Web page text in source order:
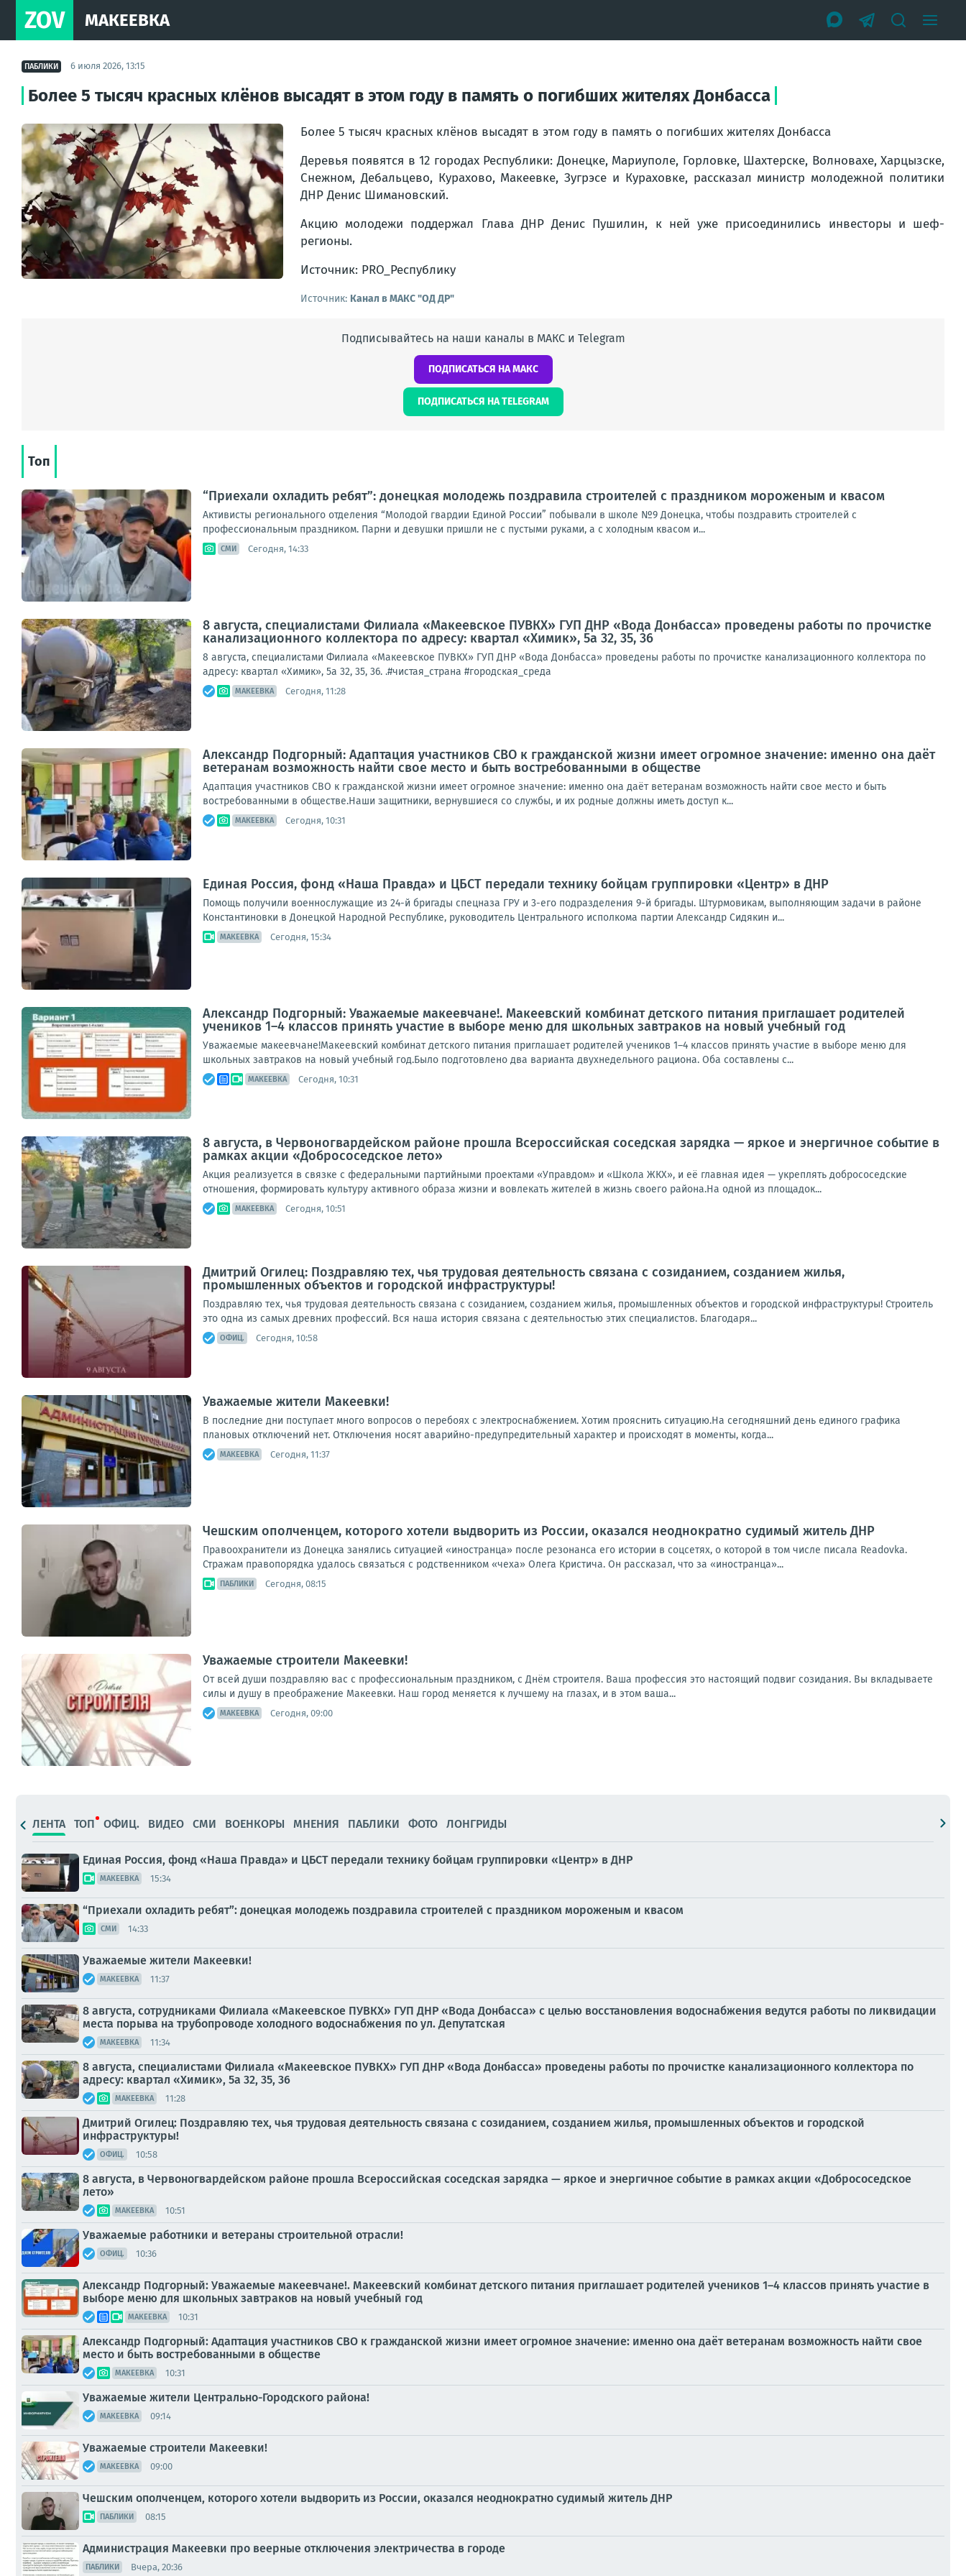
ZOV МАКЕЕВКА
ПАБЛИКИ 6 июля 2026, 13:15
Более 5 тысяч красных клёнов высадят в этом году в память о погибших жителях Донбасса
Более 5 тысяч красных клёнов высадят в этом году в память о погибших жителях Донбасса
Деревья появятся в 12 городах Республики: Донецке, Мариуполе, Горловке, Шахтерске, Волновахе, Харцызске,
Снежном, Дебальцево, Курахово, Макеевке, Зугрэсе и Кураховке, рассказал министр молодежной политики
ДНР Денис Шимановский.
Акцию молодежи поддержал Глава ДНР Денис Пушилин, к ней уже присоединились инвесторы и шеф-
регионы.
Источник: PRO_Республику
Источник: Канал в МАКС "ОД ДР"
Подписывайтесь на наши каналы в МАКС и Telegram
ПОДПИСАТЬСЯ НА МАКС
ПОДПИСАТЬСЯ НА TELEGRAM
Топ
“Приехали охладить ребят”: донецкая молодежь поздравила строителей с праздником мороженым и квасом
Активисты регионального отделения “Молодой гвардии Единой России” побывали в школе №9 Донецка, чтобы поздравить строителей с
профессиональным праздником. Парни и девушки пришли не с пустыми руками, а с холодным квасом и...
СМИ Сегодня, 14:33
8 августа, специалистами Филиала «Макеевское ПУВКХ» ГУП ДНР «Вода Донбасса» проведены работы по прочистке
канализационного коллектора по адресу: квартал «Химик», 5а 32, 35, 36
8 августа, специалистами Филиала «Макеевское ПУВКХ» ГУП ДНР «Вода Донбасса» проведены работы по прочистке канализационного коллектора по
адресу: квартал «Химик», 5а 32, 35, 36. .#чистая_страна #городская_среда
МАКЕЕВКА Сегодня, 11:28
Александр Подгорный: Адаптация участников СВО к гражданской жизни имеет огромное значение: именно она даёт
ветеранам возможность найти свое место и быть востребованными в обществе
Адаптация участников СВО к гражданской жизни имеет огромное значение: именно она даёт ветеранам возможность найти свое место и быть
востребованными в обществе.Наши защитники, вернувшиеся со службы, и их родные должны иметь доступ к...
МАКЕЕВКА Сегодня, 10:31
Единая Россия, фонд «Наша Правда» и ЦБСТ передали технику бойцам группировки «Центр» в ДНР
Помощь получили военнослужащие из 24-й бригады спецназа ГРУ и 3-его подразделения 9-й бригады. Штурмовикам, выполняющим задачи в районе
Константиновки в Донецкой Народной Республике, руководитель Центрального исполкома партии Александр Сидякин и...
МАКЕЕВКА Сегодня, 15:34
Александр Подгорный: Уважаемые макеевчане!. Макеевский комбинат детского питания приглашает родителей
учеников 1–4 классов принять участие в выборе меню для школьных завтраков на новый учебный год
Уважаемые макеевчане!Макеевский комбинат детского питания приглашает родителей учеников 1–4 классов принять участие в выборе меню для
школьных завтраков на новый учебный год.Было подготовлено два варианта двухнедельного рациона. Оба составлены с...
МАКЕЕВКА Сегодня, 10:31
8 августа, в Червоногвардейском районе прошла Всероссийская соседская зарядка — яркое и энергичное событие в
рамках акции «Добрососедское лето»
Акция реализуется в связке с федеральными партийными проектами «Управдом» и «Школа ЖКХ», и её главная идея — укреплять добрососедские
отношения, формировать культуру активного образа жизни и вовлекать жителей в жизнь своего района.На одной из площадок...
МАКЕЕВКА Сегодня, 10:51
Дмитрий Огилец: Поздравляю тех, чья трудовая деятельность связана с созиданием, созданием жилья,
промышленных объектов и городской инфраструктуры!
Поздравляю тех, чья трудовая деятельность связана с созиданием, созданием жилья, промышленных объектов и городской инфраструктуры! Строитель
это одна из самых древних профессий. Вся наша история связана с деятельностью этих специалистов. Благодаря...
ОФИЦ. Сегодня, 10:58
Уважаемые жители Макеевки!
В последние дни поступает много вопросов о перебоях с электроснабжением. Хотим прояснить ситуацию.На сегодняшний день единого графика
плановых отключений нет. Отключения носят аварийно-предупредительный характер и происходят в моменты, когда...
МАКЕЕВКА Сегодня, 11:37
Чешским ополченцем, которого хотели выдворить из России, оказался неоднократно судимый житель ДНР
Правоохранители из Донецка занялись ситуацией «иностранца» после резонанса его истории в соцсетях, о которой в том числе писала Readovka.
Стражам правопорядка удалось связаться с родственником «чеха» Олега Кристича. Он рассказал, что за «иностранца»...
ПАБЛИКИ Сегодня, 08:15
Уважаемые строители Макеевки!
От всей души поздравляю вас с профессиональным праздником, с Днём строителя. Ваша профессия это настоящий подвиг созидания. Вы вкладываете
силы и душу в преображение Макеевки. Наш город меняется к лучшему на глазах, и в этом ваша...
МАКЕЕВКА Сегодня, 09:00
ЛЕНТА ТОП ОФИЦ. ВИДЕО СМИ ВОЕНКОРЫ МНЕНИЯ ПАБЛИКИ ФОТО ЛОНГРИДЫ
Единая Россия, фонд «Наша Правда» и ЦБСТ передали технику бойцам группировки «Центр» в ДНР
МАКЕЕВКА 15:34
“Приехали охладить ребят”: донецкая молодежь поздравила строителей с праздником мороженым и квасом
СМИ 14:33
Уважаемые жители Макеевки!
МАКЕЕВКА 11:37
8 августа, сотрудниками Филиала «Макеевское ПУВКХ» ГУП ДНР «Вода Донбасса» с целью восстановления водоснабжения ведутся работы по ликвидации
места порыва на трубопроводе холодного водоснабжения по ул. Депутатская
МАКЕЕВКА 11:34
8 августа, специалистами Филиала «Макеевское ПУВКХ» ГУП ДНР «Вода Донбасса» проведены работы по прочистке канализационного коллектора по
адресу: квартал «Химик», 5а 32, 35, 36
МАКЕЕВКА 11:28
Дмитрий Огилец: Поздравляю тех, чья трудовая деятельность связана с созиданием, созданием жилья, промышленных объектов и городской
инфраструктуры!
ОФИЦ. 10:58
8 августа, в Червоногвардейском районе прошла Всероссийская соседская зарядка — яркое и энергичное событие в рамках акции «Добрососедское
лето»
МАКЕЕВКА 10:51
Уважаемые работники и ветераны строительной отрасли!
ОФИЦ. 10:36
Александр Подгорный: Уважаемые макеевчане!. Макеевский комбинат детского питания приглашает родителей учеников 1–4 классов принять участие в
выборе меню для школьных завтраков на новый учебный год
МАКЕЕВКА 10:31
Александр Подгорный: Адаптация участников СВО к гражданской жизни имеет огромное значение: именно она даёт ветеранам возможность найти свое
место и быть востребованными в обществе
МАКЕЕВКА 10:31
Уважаемые жители Центрально-Городского района!
МАКЕЕВКА 09:14
Уважаемые строители Макеевки!
МАКЕЕВКА 09:00
Чешским ополченцем, которого хотели выдворить из России, оказался неоднократно судимый житель ДНР
ПАБЛИКИ 08:15
Администрация Макеевки про веерные отключения электричества в городе
ПАБЛИКИ Вчера, 20:36